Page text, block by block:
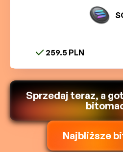
259.5 PLN
Sprzedaj teraz, a
Najbliższe